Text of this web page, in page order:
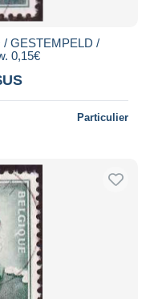
/ GESTEMPELD /
0,15€
Particulier